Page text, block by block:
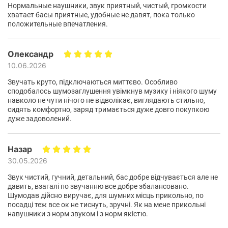
виробником без повідомлення.
шумопоглинання легко вистачить на Вашу
відпустку, навколосвітню подорож на літаку або
тижневу поїздку у відрядження. У звичайному
режимі час роботи становить до 65 годин; навіть
якщо Ваш акумулятор розрядиться в середині
подорожі, всього 5 хвилин заряджання
продовжить роботу ще на 4 години.
Нормальные наушники, звук приятный, чистый, громкости
хватает басы приятные, удобные не давят, пока только
положительные впечатления.
Олександр
10.06.2026
Звучать круто, підключаються миттєво. Особливо
сподобалось шумозаглушення увімкнув музику і ніякого шуму
навколо не чути нічого не відволікає, виглядають стильно,
сидять комфортно, заряд тримається дуже довго покупкою
дуже задоволений.
Назар
30.05.2026
Звук чистий, гучний, детальний, бас добре відчувається але не
давить, взагалі по звучанню все добре збалансовано.
Шумодав дійсно виручає, для шумних місць прикольно, по
посадці теж все ок не тиснуть, зручні. Як на мене прикольні
навушники з норм звуком і з норм якістю.